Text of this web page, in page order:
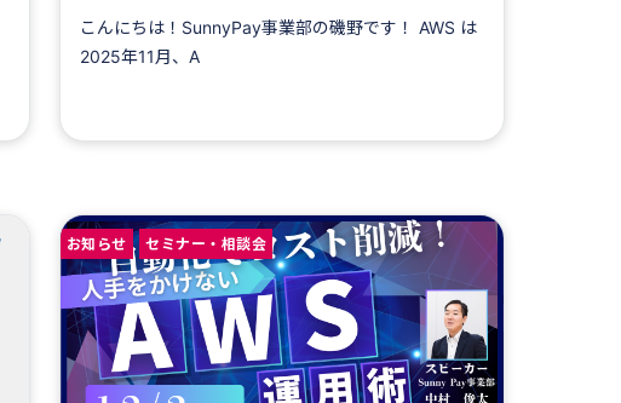
こんにちは！SunnyPay事業部の磯野です！ AWS は
2025年11月、A
お知らせ セミナー・相談会